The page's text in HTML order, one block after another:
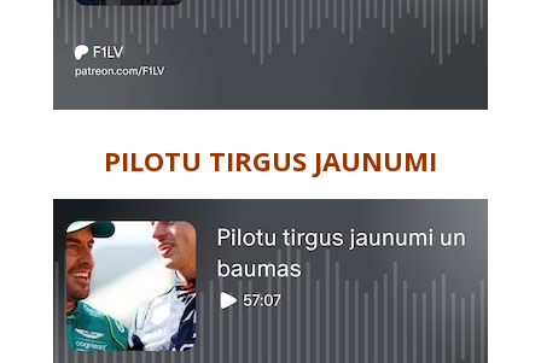
PILOTU TIRGUS JAUNUMI